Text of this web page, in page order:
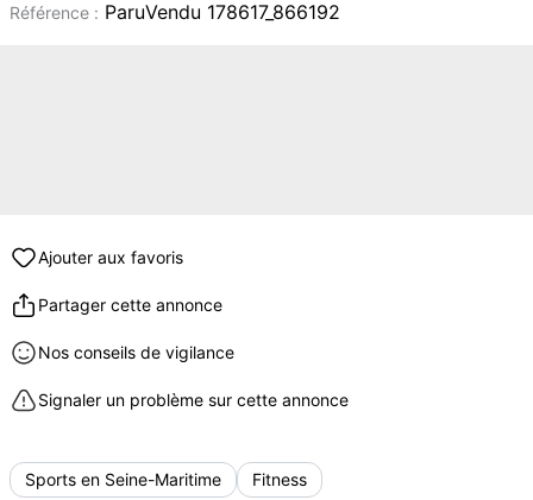
Référence : ParuVendu 178617_866192
Ajouter aux favoris
Partager cette annonce
Nos conseils de vigilance
Signaler un problème sur cette annonce
Sports en Seine-Maritime Fitness